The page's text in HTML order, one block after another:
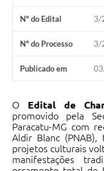
Nº do Edital 3/
Nº do Processo 3/
Publicado em
O Edital de
promovido pela
Paracatu-MG com
Aldir Blanc
projetos culturais
manifestações